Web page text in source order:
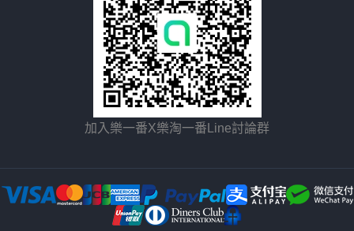
加入樂一番X樂淘一番Line討論群